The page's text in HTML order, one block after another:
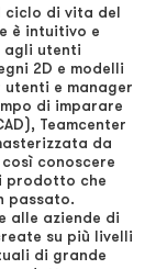
di vita del
è intuitivo e
agli utenti
2D e modelli
e manager
di imparare
Teamcenter
da
conoscere
prodotto che
passato.
alle aziende di
su più livelli
di grande